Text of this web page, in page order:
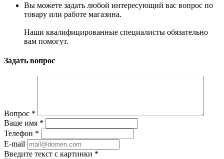
Вы можете задать любой интересующий вас вопрос по
товару или работе магазина.
Наши квалифицированные специалисты обязательно
вам помогут.
Задать вопрос
Вопрос *
Ваше имя *
Телефон *
E-mail
Введите текст с картинки *